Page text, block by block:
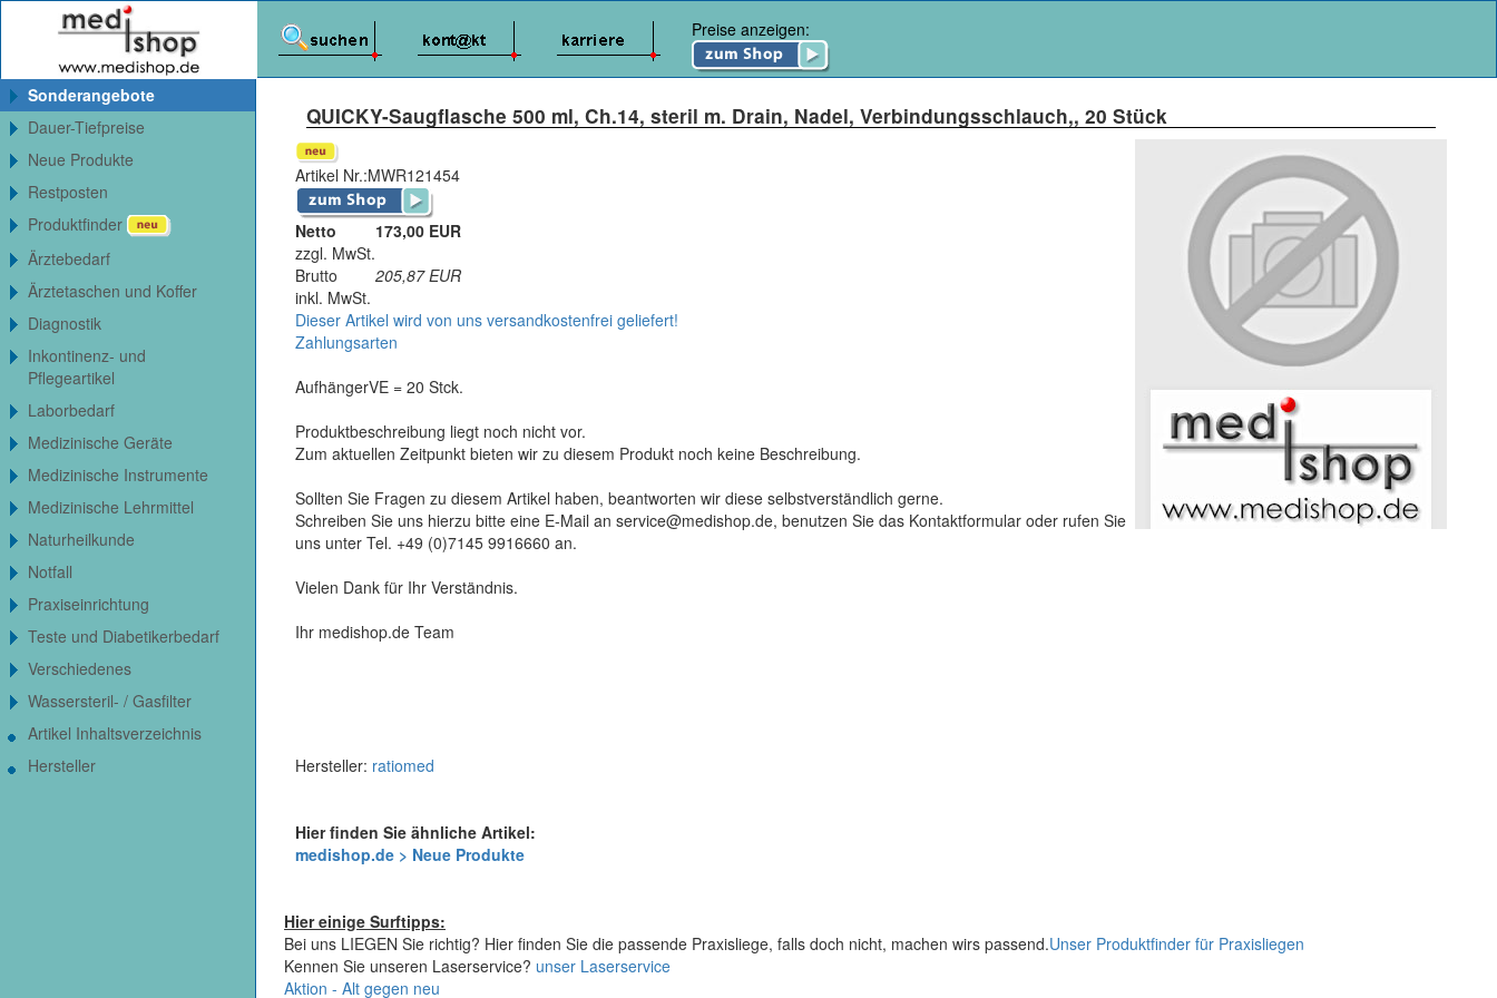
Preise anzeigen:
QUICKY-Saugflasche 500 ml, Ch.14, steril m. Drain, Nadel, Verbindungsschlauch,, 20 Stück
Artikel Nr.:MWR121454
Netto
173,00 EUR
zzgl. MwSt.
Brutto
205,87 EUR
inkl. MwSt.
Dieser Artikel wird von uns versandkostenfrei geliefert!
Zahlungsarten
AufhängerVE = 20 Stck.
Produktbeschreibung liegt noch nicht vor.
Zum aktuellen Zeitpunkt bieten wir zu diesem Produkt noch keine Beschreibung.
Sollten Sie Fragen zu diesem Artikel haben, beantworten wir diese selbstverständlich gerne.
Schreiben Sie uns hierzu bitte eine E-Mail an service@medishop.de, benutzen Sie das Kontaktformular oder rufen Sie
uns unter Tel. +49 (0)7145 9916660 an.
Vielen Dank für Ihr Verständnis.
Ihr medishop.de Team
Hersteller: ratiomed
Hier finden Sie ähnliche Artikel:
medishop.de > Neue Produkte
Hier einige Surftipps:
Bei uns LIEGEN Sie richtig? Hier finden Sie die passende Praxisliege, falls doch nicht, machen wirs passend.Unser Produktfinder für Praxisliegen
Kennen Sie unseren Laserservice? unser Laserservice
Aktion - Alt gegen neu
Sonderangebote
Dauer-Tiefpreise
Neue Produkte
Restposten
Produktfinder
Ärztebedarf
Ärztetaschen und Koffer
Diagnostik
Inkontinenz- und
Pflegeartikel
Laborbedarf
Medizinische Geräte
Medizinische Instrumente
Medizinische Lehrmittel
Naturheilkunde
Notfall
Praxiseinrichtung
Teste und Diabetikerbedarf
Verschiedenes
Wassersteril- / Gasfilter
Artikel Inhaltsverzeichnis
Hersteller